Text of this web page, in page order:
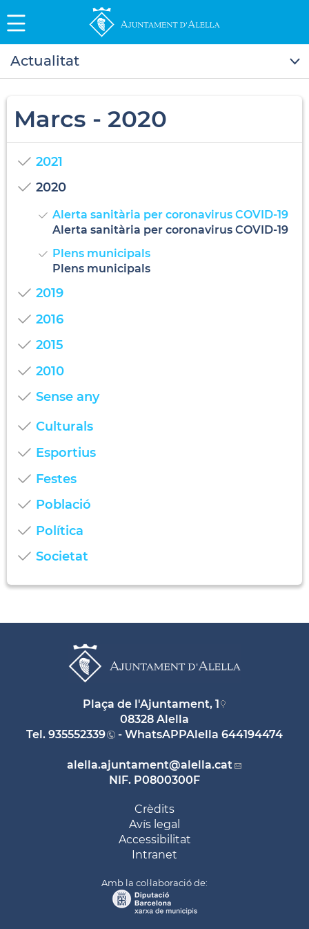
Actualitat
Marcs - 2020
2021
2020
Alerta sanitària per coronavirus COVID-19
Alerta sanitària per coronavirus COVID-19
Plens municipals
Plens municipals
2019
2016
2015
2010
Sense any
Culturals
Esportius
Festes
Població
Política
Societat
Plaça de l'Ajuntament, 1
08328 Alella
Tel. 935552339 - WhatsAPPAlella 644194474
alella.ajuntament@alella.cat
NIF. P0800300F
Crèdits
Avís legal
Accessibilitat
Intranet
Amb la col·laboració de: